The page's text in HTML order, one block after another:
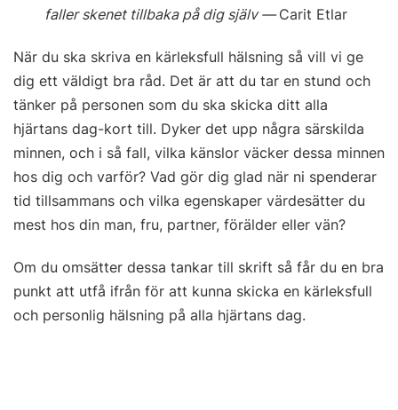
faller skenet tillbaka på dig själv —Carit Etlar
När du ska skriva en kärleksfull hälsning så vill vi ge
dig ett väldigt bra råd. Det är att du tar en stund och
tänker på personen som du ska skicka ditt alla
hjärtans dag-kort till. Dyker det upp några särskilda
minnen, och i så fall, vilka känslor väcker dessa minnen
hos dig och varför? Vad gör dig glad när ni spenderar
tid tillsammans och vilka egenskaper värdesätter du
mest hos din man, fru, partner, förälder eller vän?
Om du omsätter dessa tankar till skrift så får du en bra
punkt att utfå ifrån för att kunna skicka en kärleksfull
och personlig hälsning på alla hjärtans dag.